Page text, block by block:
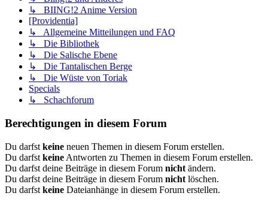
↳ BIING!2 Anime Version
[Providentia]
↳ Allgemeine Mitteilungen und FAQ
↳ Die Bibliothek
↳ Die Salische Ebene
↳ Die Tantalischen Berge
↳ Die Wüste von Toriak
Specials
↳ Schachforum
Berechtigungen in diesem Forum
Du darfst keine neuen Themen in diesem Forum erstellen.
Du darfst keine Antworten zu Themen in diesem Forum erstellen.
Du darfst deine Beiträge in diesem Forum nicht ändern.
Du darfst deine Beiträge in diesem Forum nicht löschen.
Du darfst keine Dateianhänge in diesem Forum erstellen.